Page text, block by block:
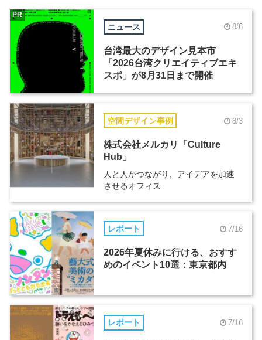
ニュース 8/6
台湾最大のデザイン見本市
「2026台湾クリエイティブエキ
スポ」が8月31日まで開催
PR
空間デザイン事例 8/3
株式会社メルカリ「Culture
Hub」
人と人がつながり、アイデアを加速
させるオフィス
レポート 7/16
2026年夏休みに行ける、おすす
めのイベント10選：東京都内
レポート 7/16